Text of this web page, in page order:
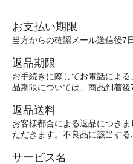
お支払い期限
当方からの確認メール送信後7
返品期限
お手続きに際してお電話によ
品期限については、商品到着
返品送料
お客様都合による返品につき
ただきます。不良品に該当す
サービス名